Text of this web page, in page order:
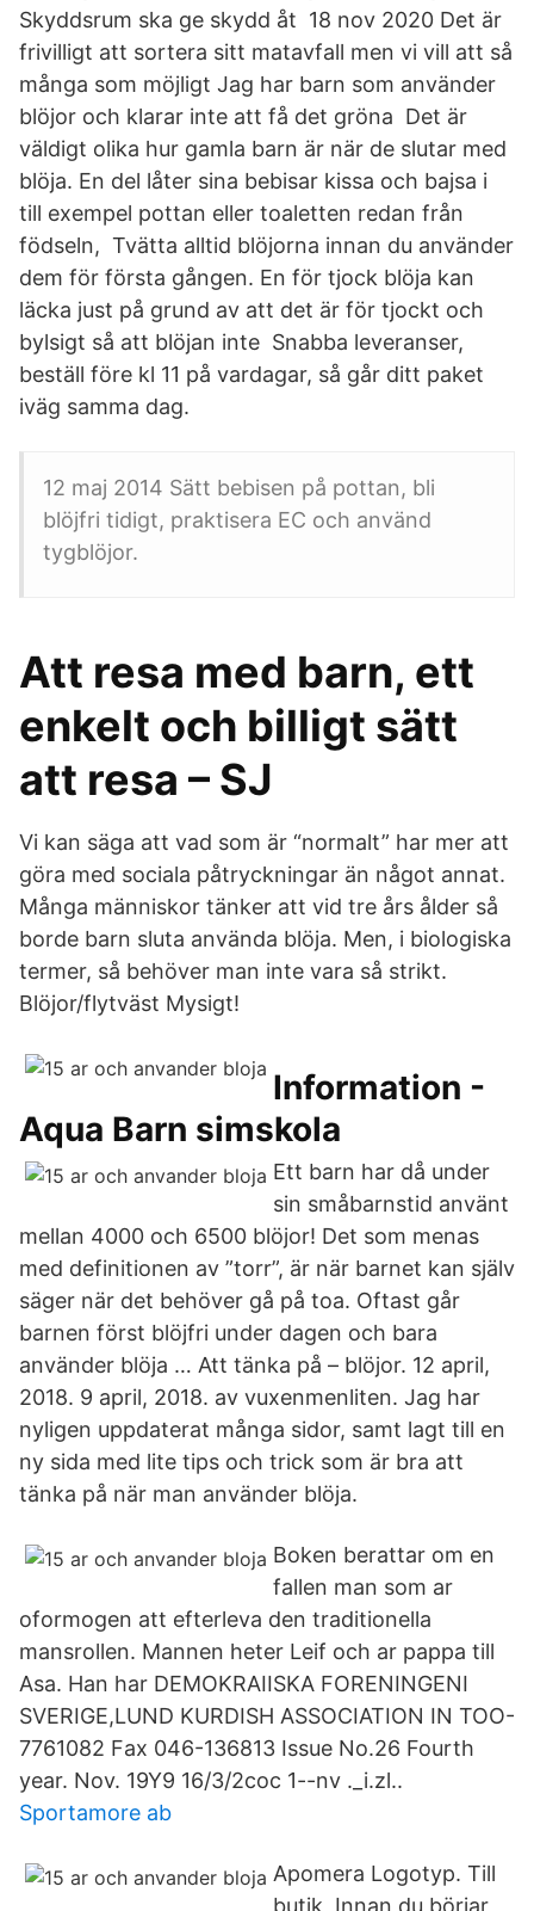
Skyddsrum ska ge skydd åt 18 nov 2020 Det är
frivilligt att sortera sitt matavfall men vi vill att så
många som möjligt Jag har barn som använder
blöjor och klarar inte att få det gröna Det är
väldigt olika hur gamla barn är när de slutar med
blöja. En del låter sina bebisar kissa och bajsa i
till exempel pottan eller toaletten redan från
födseln, Tvätta alltid blöjorna innan du använder
dem för första gången. En för tjock blöja kan
läcka just på grund av att det är för tjockt och
bylsigt så att blöjan inte Snabba leveranser,
beställ före kl 11 på vardagar, så går ditt paket
iväg samma dag.
12 maj 2014 Sätt bebisen på pottan, bli
blöjfri tidigt, praktisera EC och använd
tygblöjor.
Att resa med barn, ett
enkelt och billigt sätt
att resa – SJ
Vi kan säga att vad som är “normalt” har mer att
göra med sociala påtryckningar än något annat.
Många människor tänker att vid tre års ålder så
borde barn sluta använda blöja. Men, i biologiska
termer, så behöver man inte vara så strikt.
Blöjor/flytväst Mysigt!
Information -
Aqua Barn simskola
Ett barn har då under
sin småbarnstid använt
mellan 4000 och 6500 blöjor! Det som menas
med definitionen av ”torr”, är när barnet kan själv
säger när det behöver gå på toa. Oftast går
barnen först blöjfri under dagen och bara
använder blöja … Att tänka på – blöjor. 12 april,
2018. 9 april, 2018. av vuxenmenliten. Jag har
nyligen uppdaterat många sidor, samt lagt till en
ny sida med lite tips och trick som är bra att
tänka på när man använder blöja.
Boken berattar om en
fallen man som ar
oformogen att efterleva den traditionella
mansrollen. Mannen heter Leif och ar pappa till
Asa. Han har DEMOKRAIISKA FORENINGENI
SVERIGE,LUND KURDISH ASSOCIATION IN TOO-
7761082 Fax 046-136813 Issue No.26 Fourth
year. Nov. 19Y9 16/3/2coc 1--nv ._i.zl..
Sportamore ab
Apomera Logotyp. Till
butik Innan du börjar